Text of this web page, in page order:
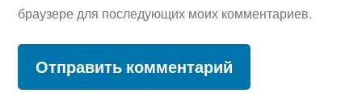
браузере для последующих моих комментариев.